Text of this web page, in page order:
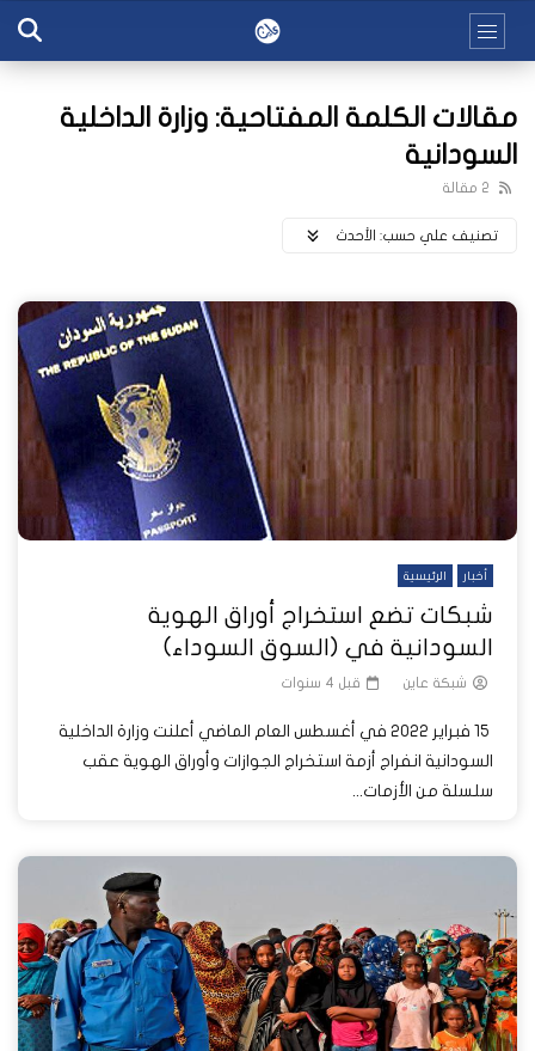
مقالات الكلمة المفتاحية: وزارة الداخلية
السودانية
2 مقالة
تصنيف علي حسب: اﻷحدث
أخبار الرئيسية
شبكات تضع استخراج أوراق الهوية
السودانية في (السوق السوداء)
شبكة عاين قبل 4 سنوات
15 فبراير 2022 في أغسطس العام الماضي أعلنت وزارة الداخلية
السودانية انفراج أزمة استخراج الجوازات وأوراق الهوية عقب
سلسلة من الأزمات...